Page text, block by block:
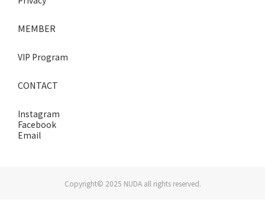
MEMBER
VIP Program
CONTACT
Instagram
Facebook
Email
Copyright© 2025 NUDA all rights reserved.